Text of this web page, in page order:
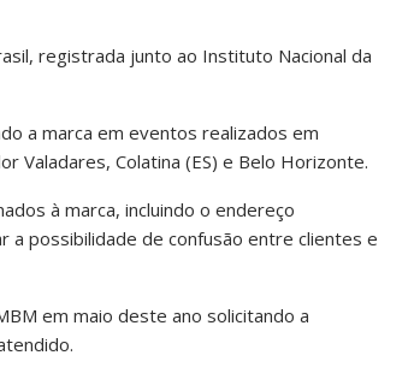
registrada junto ao Instituto Nacional da
a marca em eventos realizados em
Valadares, Colatina (ES) e Belo Horizonte.
à marca, incluindo o endereço
a possibilidade de confusão entre clientes e
em maio deste ano solicitando a